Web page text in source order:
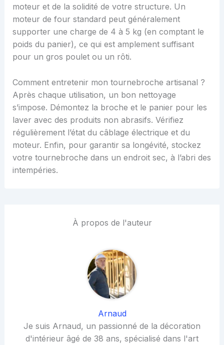
moteur et de la solidité de votre structure. Un
moteur de four standard peut généralement
supporter une charge de 4 à 5 kg (en comptant le
poids du panier), ce qui est amplement suffisant
pour un gros poulet ou un rôti.
Comment entretenir mon tournebroche artisanal ?
Après chaque utilisation, un bon nettoyage
s’impose. Démontez la broche et le panier pour les
laver avec des produits non abrasifs. Vérifiez
régulièrement l’état du câblage électrique et du
moteur. Enfin, pour garantir sa longévité, stockez
votre tournebroche dans un endroit sec, à l’abri des
intempéries.
À propos de l'auteur
Arnaud
Je suis Arnaud, un passionné de la décoration
d'intérieur âgé de 38 ans, spécialisé dans l'art